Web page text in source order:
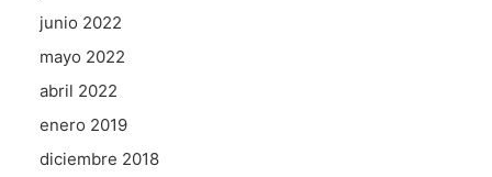
junio 2022
mayo 2022
abril 2022
enero 2019
diciembre 2018